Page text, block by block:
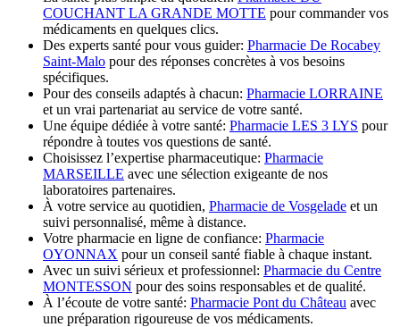
COUCHANT LA GRANDE MOTTE pour commander vos
médicaments en quelques clics.
Des experts santé pour vous guider: Pharmacie De Rocabey
Saint-Malo pour des réponses concrètes à vos besoins
spécifiques.
Pour des conseils adaptés à chacun: Pharmacie LORRAINE
et un vrai partenariat au service de votre santé.
Une équipe dédiée à votre santé: Pharmacie LES 3 LYS pour
répondre à toutes vos questions de santé.
Choisissez l’expertise pharmaceutique: Pharmacie
MARSEILLE avec une sélection exigeante de nos
laboratoires partenaires.
À votre service au quotidien, Pharmacie de Vosgelade et un
suivi personnalisé, même à distance.
Votre pharmacie en ligne de confiance: Pharmacie
OYONNAX pour un conseil santé fiable à chaque instant.
Avec un suivi sérieux et professionnel: Pharmacie du Centre
MONTESSON pour des soins responsables et de qualité.
À l’écoute de votre santé: Pharmacie Pont du Château avec
une préparation rigoureuse de vos médicaments.